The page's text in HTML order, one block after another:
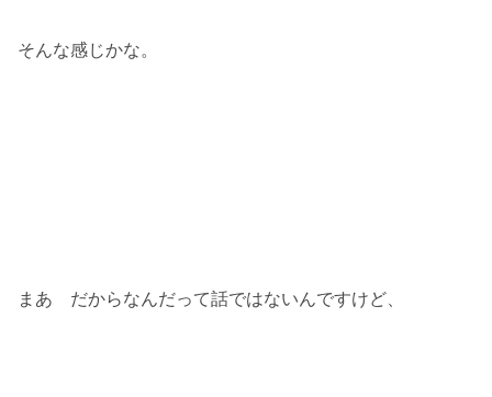
そんな感じかな。
まあ だからなんだって話ではないんですけど、